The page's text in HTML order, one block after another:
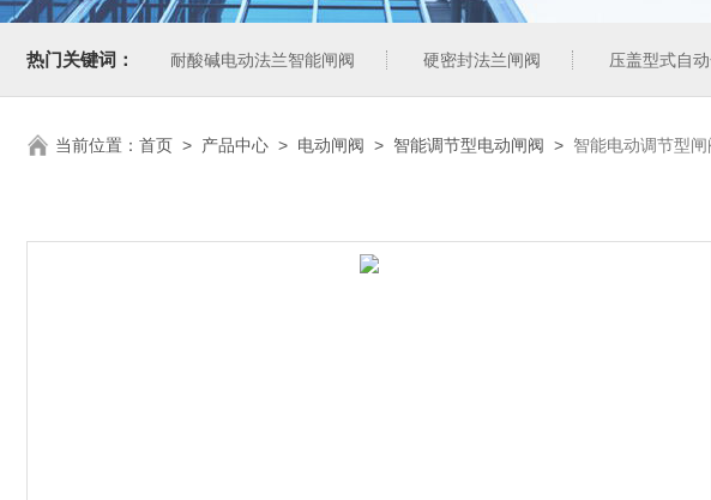
热门关键词： 耐酸碱电动法兰智能闸阀 硬密封法兰闸阀 压盖型式自
当前位置： 首页 > 产品中心 > 电动闸阀 > 智能调节型电动闸阀 > 智能电动调节型闸